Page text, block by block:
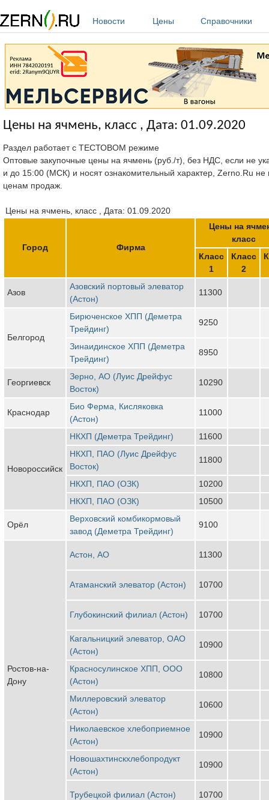
Новости
Цены Справочники
Цены на ячмень, класс , Дата: 01.09.2020
Раздел работает с ТЕСТОВОМ режиме
Оптовые закупочные цены на ячмень (руб./т), без НДС, если не
и до 15:00 (МСК) и носят ознакомительный характер, Zerno.Ru не
ценам продаж.
Цены на ячмень, класс , Дата: 01.09.2020
Город Фирма
Цены на
класс
Класс
1
Класс
2
Азов
Азовский портовый элеватор
(Астон)
11300
Белгород
Бирюченское ХПП (Деметра
Трейдинг)
9250
Зинаидинское ХПП (Деметра
Трейдинг)
8950
Георгиевск
Зерно, АО (Луис Дрейфус
Восток)
10290
Краснодар
Био Ферма, Кисляковка
(Астон)
11000
Новороссийск
НКХП (Деметра Трейдинг)
11600
НКХП, ПАО (Луис Дрейфус
Восток)
11800
НКХП, ПАО (ОЗК)
10200
НКХП, ПАО (ОЗК)
10500
Орёл
Верховский комбикормовый
завод (Деметра Трейдинг)
9100
Ростов-на-
Дону
Астон, АО 11300
Атаманский элеватор (Астон) 10700
Глубокинский филиал (Астон) 10700
Кагальницкий элеватор, ОАО
(Астон)
10900
Красносулинское ХПП, ООО
(Астон)
10800
Миллеровский элеватор
(Астон)
10600
Николаевское хлебоприемное
(Астон)
10900
Новошахтинскхлебопродукт
(Астон)
10900
Трубецкой филиал (Астон) 10700